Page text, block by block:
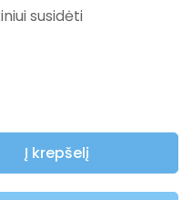
susidėti
Į krepšelį